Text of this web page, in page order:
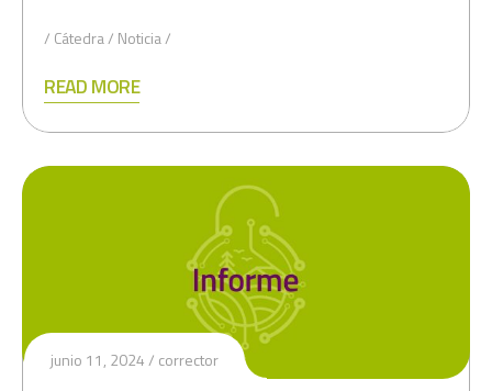
Cátedra Noticia
READ MORE
junio 11, 2024 corrector